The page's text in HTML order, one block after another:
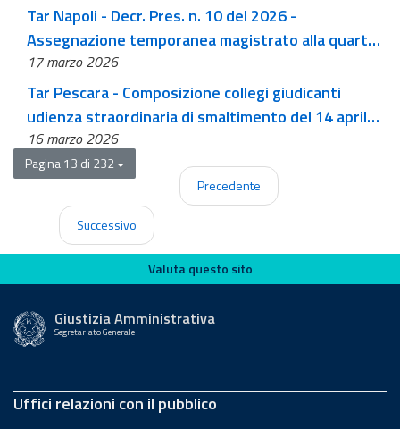
Tar Napoli - Decr. Pres. n. 10 del 2026 -
Assegnazione temporanea magistrato alla quarta
sezione per integrazione collegio
17 marzo 2026
Tar Pescara - Composizione collegi giudicanti
udienza straordinaria di smaltimento del 14 aprile
2026
16 marzo 2026
Pagina 13 di 232
Precedente
Successivo
Valuta questo sito
Valuta questo sito
Giustizia Amministrativa
Segretariato Generale
Uffici relazioni con il pubblico